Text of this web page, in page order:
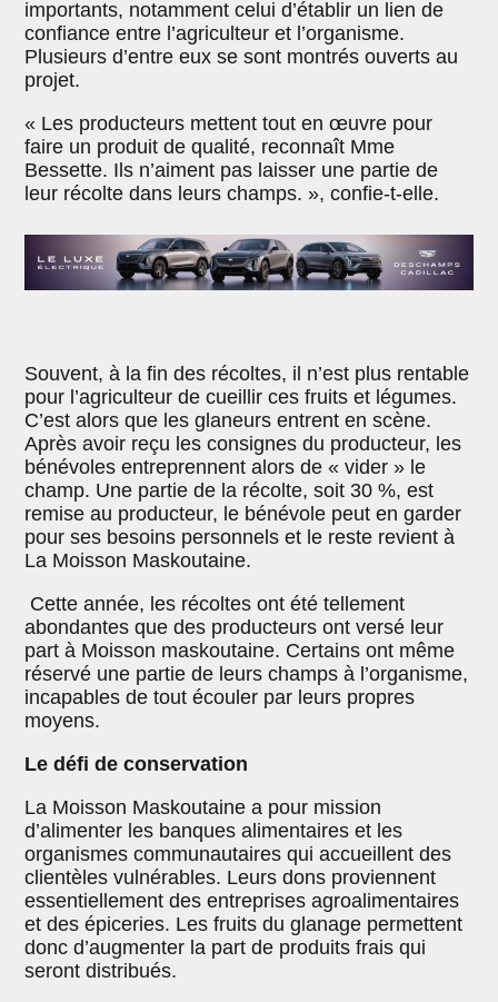
importants, notamment celui d’établir un lien de
confiance entre l’agriculteur et l’organisme.
Plusieurs d’entre eux se sont montrés ouverts au
projet.
« Les producteurs mettent tout en œuvre pour
faire un produit de qualité, reconnaît Mme
Bessette. Ils n’aiment pas laisser une partie de
leur récolte dans leurs champs. », confie-t-elle.
Souvent, à la fin des récoltes, il n’est plus rentable
pour l’agriculteur de cueillir ces fruits et légumes.
C’est alors que les glaneurs entrent en scène.
Après avoir reçu les consignes du producteur, les
bénévoles entreprennent alors de « vider » le
champ. Une partie de la récolte, soit 30 %, est
remise au producteur, le bénévole peut en garder
pour ses besoins personnels et le reste revient à
La Moisson Maskoutaine.
Cette année, les récoltes ont été tellement
abondantes que des producteurs ont versé leur
part à Moisson maskoutaine. Certains ont même
réservé une partie de leurs champs à l’organisme,
incapables de tout écouler par leurs propres
moyens.
Le défi de conservation
La Moisson Maskoutaine a pour mission
d’alimenter les banques alimentaires et les
organismes communautaires qui accueillent des
clientèles vulnérables. Leurs dons proviennent
essentiellement des entreprises agroalimentaires
et des épiceries. Les fruits du glanage permettent
donc d’augmenter la part de produits frais qui
seront distribués.